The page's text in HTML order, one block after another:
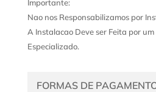
Importante:
Nao nos Responsabilizamos por
A Instalacao Deve ser Feita por
Especializado.
FORMAS DE